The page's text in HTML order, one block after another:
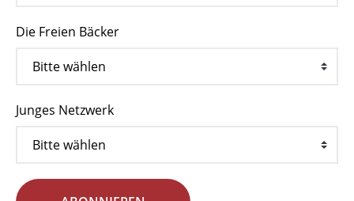
Die Freien Bäcker
Junges Netzwerk